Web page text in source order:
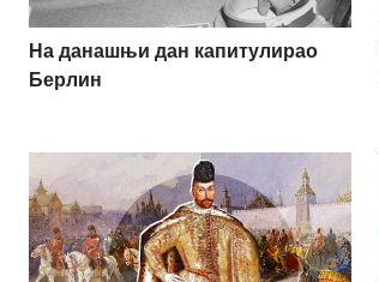
На данашњи дан капитулирао
Берлин